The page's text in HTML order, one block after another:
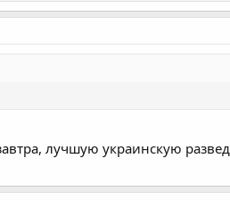
лучшую украинскую